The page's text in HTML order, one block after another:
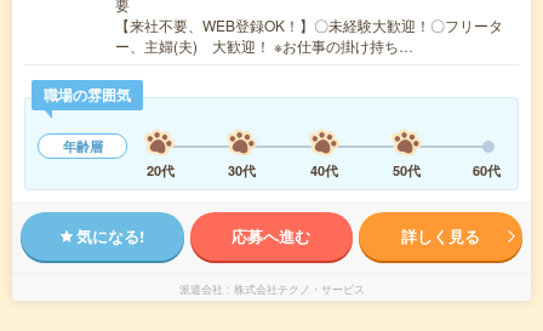
要
【来社不要、WEB登録OK！】〇未経験大歓迎！〇フリータ
ー、主婦(夫) 大歓迎！ ※お仕事の掛け持ち…
職場の雰囲気
年齢層
20代
30代 40代 50代 60代
気になる! 応募へ進む 詳しく見る
派遣会社 株式会社テクノ・サービス